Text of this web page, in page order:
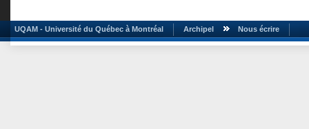
UQAM - Université du Québec à Montréal Archipel Nous écrire